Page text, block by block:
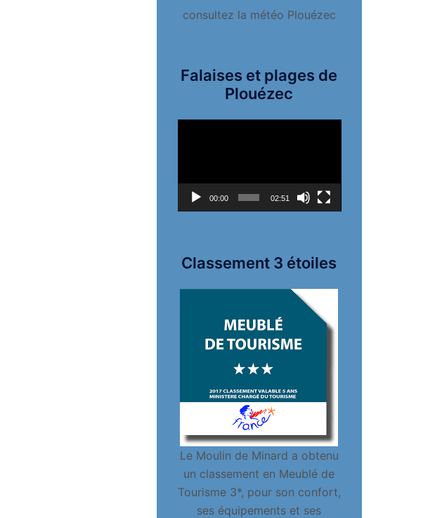
consultez la météo Plouézec
Falaises et plages de
Plouézec
00:00 02:51
Classement 3 étoiles
Le Moulin de Minard a obtenu
un classement en Meublé de
Tourisme 3*, pour son confort,
ses équipements et ses